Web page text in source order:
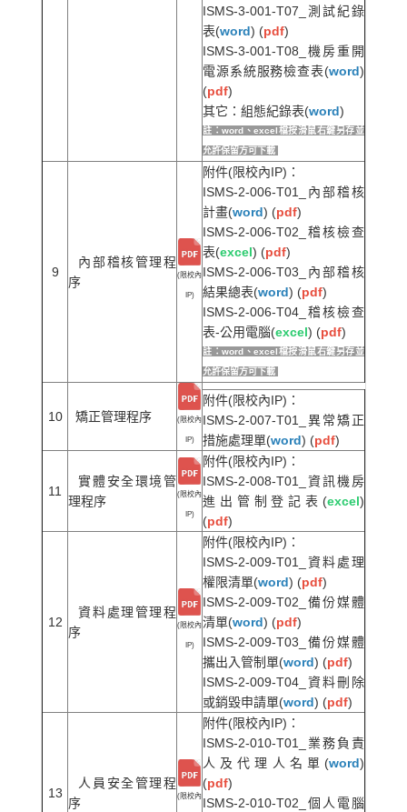
ISMS-3-001-T07_測試紀錄
表(word) (pdf)
ISMS-3-001-T08_機房重開
電源系統服務檢查表(word)
(pdf)
其它：組態紀錄表(word)
註：word、excel檔按滑鼠右鍵另存並
允許保留方可下載
9
內部稽核管理程
序
(限校內
IP)
附件(限校內IP)：
ISMS-2-006-T01_內部稽核
計畫(word) (pdf)
ISMS-2-006-T02_稽核檢查
表(excel) (pdf)
ISMS-2-006-T03_內部稽核
結果總表(word) (pdf)
ISMS-2-006-T04_稽核檢查
表-公用電腦(excel) (pdf)
註：word、excel檔按滑鼠右鍵另存並
允許保留方可下載
10 矯正管理程序 (限校內
IP)
附件(限校內IP)：
ISMS-2-007-T01_異常矯正
措施處理單(word) (pdf)
11
實體安全環境管
理程序
(限校內
IP)
附件(限校內IP)：
ISMS-2-008-T01_資訊機房
進出管制登記表(excel)
(pdf)
12
資料處理管理程
序
(限校內
IP)
附件(限校內IP)：
ISMS-2-009-T01_資料處理
權限清單(word) (pdf)
ISMS-2-009-T02_備份媒體
清單(word) (pdf)
ISMS-2-009-T03_備份媒體
攜出入管制單(word) (pdf)
ISMS-2-009-T04_資料刪除
或銷毀申請單(word) (pdf)
13
人員安全管理程
序
(限校內
附件(限校內IP)：
ISMS-2-010-T01_業務負責
人及代理人名單(word)
(pdf)
ISMS-2-010-T02_個人電腦